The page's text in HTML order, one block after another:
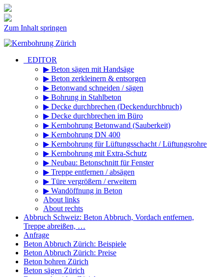
Zum Inhalt springen
_EDITOR
▶ Beton sägen mit Handsäge
▶ Beton zerkleinern & entsorgen
▶ Betonwand schneiden / sägen
▶ Bohrung in Stahlbeton
▶ Decke durchbrechen (Deckendurchbruch)
▶ Decke durchbrechen im Büro
▶ Kernbohrung Betonwand (Sauberkeit)
▶ Kernbohrung DN 400
▶ Kernbohrung für Lüftungsschacht / Lüftungsrohre
▶ Kernbohrung mit Extra-Schutz
▶ Neubau: Betonschnitt für Fenster
▶ Treppe entfernen / absägen
▶ Türe vergrößern / erweitern
▶ Wandöffnung in Beton
About links
About rechts
Abbruch Schweiz: Beton Abbruch, Vordach entfernen,
Treppe abreißen, …
Anfrage
Beton Abbruch Zürich: Beispiele
Beton Abbruch Zürich: Preise
Beton bohren Zürich
Beton sägen Zürich